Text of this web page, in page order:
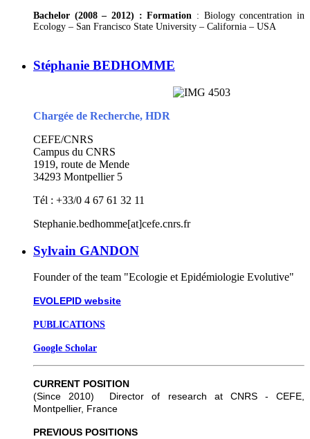
Bachelor (2008 – 2012) : Formation : Biology concentration in
Ecology – San Francisco State University – California – USA
Stéphanie BEDHOMME
Chargée de Recherche, HDR
CEFE/CNRS
Campus du CNRS
1919, route de Mende
34293 Montpellier 5
Tél : +33/0 4 67 61 32 11
Stephanie.bedhomme[at]cefe.cnrs.fr
Sylvain GANDON
Founder of the team "Ecologie et Epidémiologie Evolutive"
EVOLEPID website
PUBLICATIONS
Google Scholar
CURRENT POSITION
(Since 2010) Director of research at CNRS - CEFE,
Montpellier, France
PREVIOUS POSITIONS